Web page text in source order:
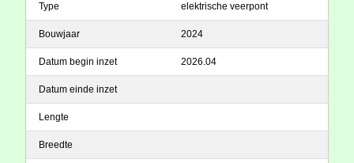
Type elektrische veerpont
Bouwjaar 2024
Datum begin inzet 2026.04
Datum einde inzet
Lengte
Breedte